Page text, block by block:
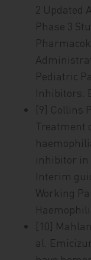
2 Updated
Phase 3
Pediatric
Inhibitors.
[9] Collins
Treatment
inhibitor in
Interim
Working
[10]
al.